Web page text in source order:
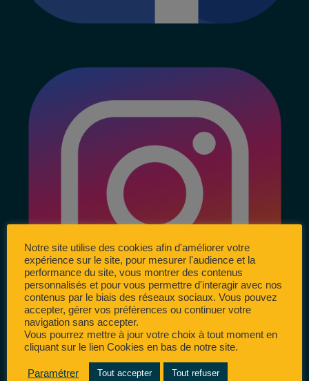
Notre site utilise des cookies afin d'améliorer votre
expérience sur le site, pour mesurer l'audience et la
performance du site, vous montrer des contenus
personnalisés et pour vous permettre d'interagir avec nos
contenus par le biais des réseaux sociaux. Vous pouvez
accepter, gérer vos préférences ou continuer votre
navigation sans accepter.
Vous pourrez mettre à jour votre choix à tout moment en
cliquant sur le lien Cookies en bas de notre site.
Paramétrer Tout accepter Tout refuser